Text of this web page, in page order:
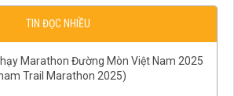
TIN ĐỌC NHIỀU
Marathon Đường Mòn Việt Nam 2025
Trail Marathon 2025)